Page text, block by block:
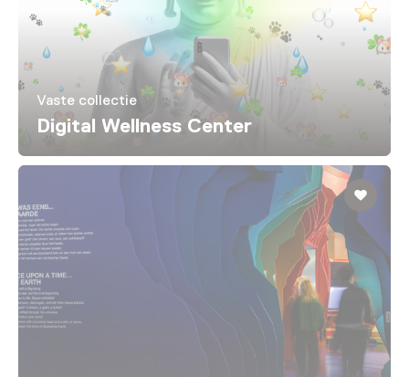
Vaste collectie
Digital Wellness Center